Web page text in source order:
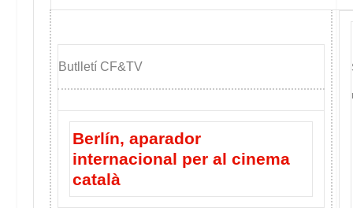
Butlletí CF&TV
Berlín, aparador
internacional per al cinema
català